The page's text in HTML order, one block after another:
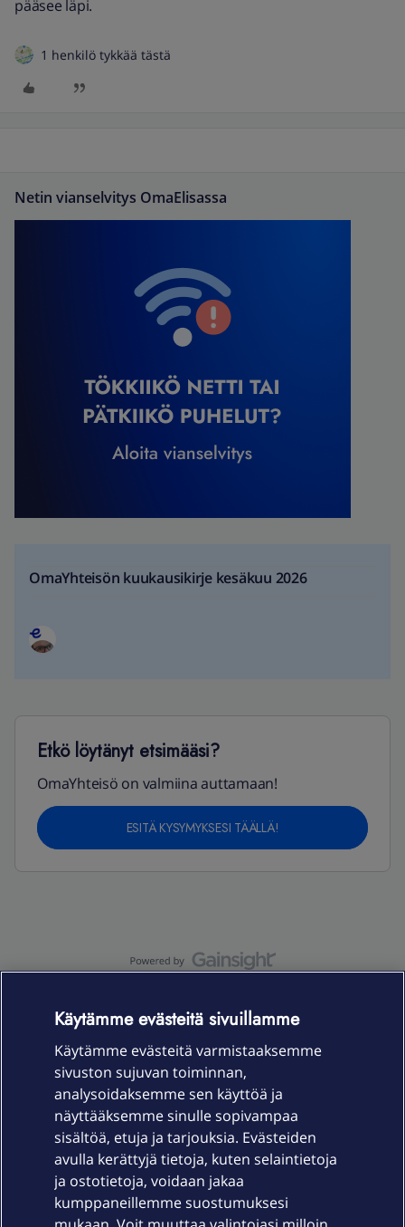
pääsee läpi.
1 henkilö tykkää tästä
Netin vianselvitys OmaElisassa
OmaYhteisön kuukausikirje kesäkuu 2026
Etkö löytänyt etsimääsi?
OmaYhteisö on valmiina auttamaan!
ESITÄ KYSYMYKSESI TÄÄLLÄ!
Laitteet & liittymät
Palvelut
Käytämme evästeitä sivuillamme
Käytämme evästeitä varmistaaksemme
sivuston sujuvan toiminnan,
analysoidaksemme sen käyttöä ja
näyttääksemme sinulle sopivampaa
sisältöä, etuja ja tarjouksia. Evästeiden
avulla kerättyjä tietoja, kuten selaintietoja
ja ostotietoja, voidaan jakaa
kumppaneillemme suostumuksesi